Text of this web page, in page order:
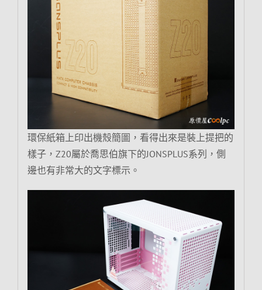
環保紙箱上印出機殼簡圖，看得出來是裝上提把的
樣子，Z20屬於喬思伯旗下的JONSPLUS系列，側
邊也有非常大的文字標示。